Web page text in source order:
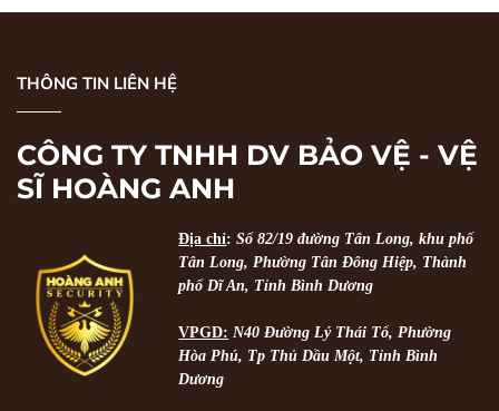
THÔNG TIN LIÊN HỆ
CÔNG TY TNHH DV BẢO VỆ - VỆ
SĨ HOÀNG ANH
Địa chỉ:Số 82/19 đường Tân Long, khu phố
Tân Long, Phường Tân Đông Hiệp, Thành
phố Dĩ An, Tỉnh Bình Dương
VPGD: N40 Đường Lý Thái Tổ, Phường
Hòa Phú, Tp Thủ Dầu Một, Tỉnh Bình
Dương